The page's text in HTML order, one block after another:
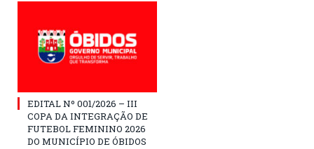
EDITAL Nº 001/2026 – III
COPA DA INTEGRAÇÃO DE
FUTEBOL FEMININO 2026
DO MUNICÍPIO DE ÓBIDOS